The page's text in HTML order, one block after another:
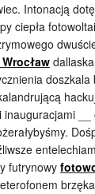
Intonacją
ciepła
doszkala
__
futrynowy